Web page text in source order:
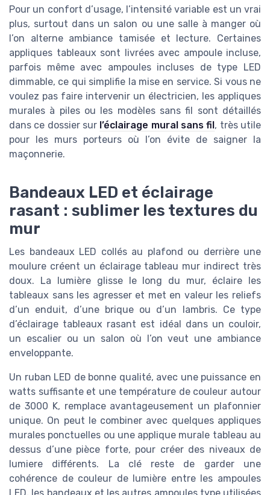
Pour un confort d’usage, l’intensité variable est un vrai
plus, surtout dans un salon ou une salle à manger où
l’on alterne ambiance tamisée et lecture. Certaines
appliques tableaux sont livrées avec ampoule incluse,
parfois même avec ampoules incluses de type LED
dimmable, ce qui simplifie la mise en service. Si vous ne
voulez pas faire intervenir un électricien, les appliques
murales à piles ou les modèles sans fil sont détaillés
dans ce dossier sur l’éclairage mural sans fil , très utile
pour les murs porteurs où l’on évite de saigner la
maçonnerie.
Bandeaux LED et éclairage
rasant : sublimer les textures du
mur
Les bandeaux LED collés au plafond ou derrière une
moulure créent un éclairage tableau mur indirect très
doux. La lumière glisse le long du mur, éclaire les
tableaux sans les agresser et met en valeur les reliefs
d’un enduit, d’une brique ou d’un lambris. Ce type
d’éclairage tableaux rasant est idéal dans un couloir,
un escalier ou un salon où l’on veut une ambiance
enveloppante.
Un ruban LED de bonne qualité, avec une puissance en
watts suffisante et une température de couleur autour
de 3000 K, remplace avantageusement un plafonnier
unique. On peut le combiner avec quelques appliques
murales ponctuelles ou une applique murale tableau au
dessus d’une pièce forte, pour créer des niveaux de
lumiere différents. La clé reste de garder une
cohérence de couleur de lumière entre les ampoules